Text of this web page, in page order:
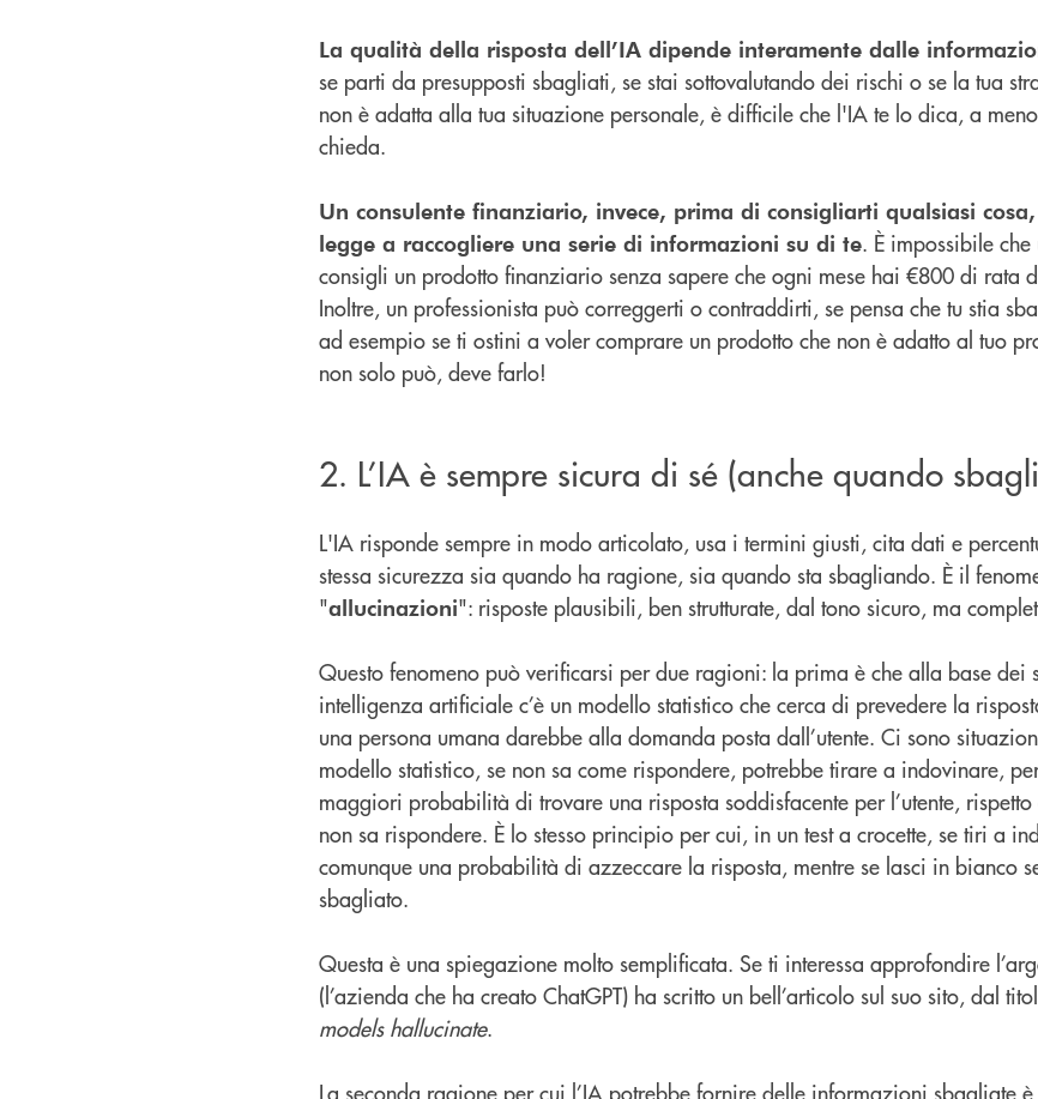
La qualità della risposta dell’IA dipende interamente dalle
se parti da presupposti sbagliati, se stai sottovalutando dei rischi o se la tua
non è adatta alla tua situazione personale, è difficile che l'IA te lo dica, a
chieda.
Un consulente finanziario, invece, prima di consigliarti qualsiasi
legge a raccogliere una serie di informazioni su di te. È impossibile che
consigli un prodotto finanziario senza sapere che ogni mese hai €800 di rata
Inoltre, un professionista può correggerti o contraddirti, se pensa che tu stia
ad esempio se ti ostini a voler comprare un prodotto che non è adatto al tuo
non solo può, deve farlo!
2. L’IA è sempre sicura di sé (anche quando
L'IA risponde sempre in modo articolato, usa i termini giusti, cita dati e
stessa sicurezza sia quando ha ragione, sia quando sta sbagliando. È il
"allucinazioni": risposte plausibili, ben strutturate, dal tono sicuro, ma
Questo fenomeno può verificarsi per due ragioni: la prima è che alla base dei
intelligenza artificiale c’è un modello statistico che cerca di prevedere la
una persona umana darebbe alla domanda posta dall’utente. Ci sono
modello statistico, se non sa come rispondere, potrebbe tirare a indovinare,
maggiori probabilità di trovare una risposta soddisfacente per l’utente,
non sa rispondere. È lo stesso principio per cui, in un test a crocette, se tiri a
comunque una probabilità di azzeccare la risposta, mentre se lasci in bianco
sbagliato.
Questa è una spiegazione molto semplificata. Se ti interessa approfondire
(l’azienda che ha creato ChatGPT) ha scritto un bell’articolo sul suo sito, dal
models hallucinate.
La seconda ragione per cui l’IA potrebbe fornire delle informazioni sbagliate è